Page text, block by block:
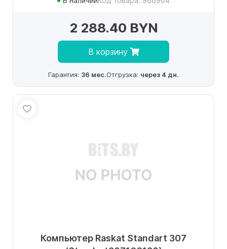
2 288.40 BYN
В корзину
Гарантия: 36 мес.Отгрузка: через 4 дн.
Компьютер Raskat Standart 307